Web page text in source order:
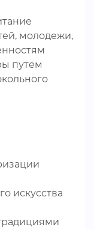
молодежи,
путем
искусства